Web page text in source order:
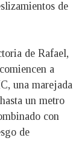
de
de Rafael,
a
una marejada
un metro
con
de